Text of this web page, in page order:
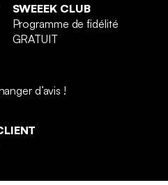
SWEEEK CLUB
Programme de fidélité
GRATUIT
d’avis !